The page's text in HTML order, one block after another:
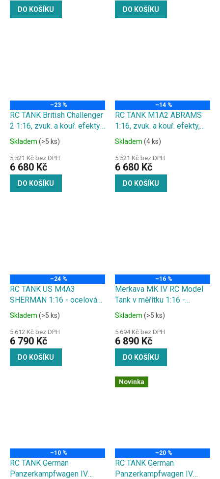
DO KOŠÍKU DO KOŠÍKU
–23 %
RC TANK British Challenger
2 1:16, zvuk. a kouř. efekty,
ocelové převody, střílí
Skladem (>5 ks)
5 521 Kč bez DPH
6 680 Kč
DO KOŠÍKU
–14 %
RC TANK M1A2 ABRAMS
1:16, zvuk. a kouř. efekty,
ocelové převody, střílí
Skladem (4 ks)
5 521 Kč bez DPH
6 680 Kč
DO KOŠÍKU
–24 %
RC TANK US M4A3
SHERMAN 1:16 - ocelová
převodovka, kovový kryt/
hnací kolo, zvuk. a kouř.
efekty, střílí kuličky
Skladem (>5 ks)
5 612 Kč bez DPH
6 790 Kč
DO KOŠÍKU
–16 %
Merkava MK IV RC Model
Tank v měřítku 1:16 -
kovové rameno, zvuk. a
kouř. efekty, střílí kuličky
Skladem (>5 ks)
5 694 Kč bez DPH
6 890 Kč
DO KOŠÍKU
–10 %
RC TANK German
Panzerkampfwagen IV
Novinka
–20 %
RC TANK German
Panzerkampfwagen IV